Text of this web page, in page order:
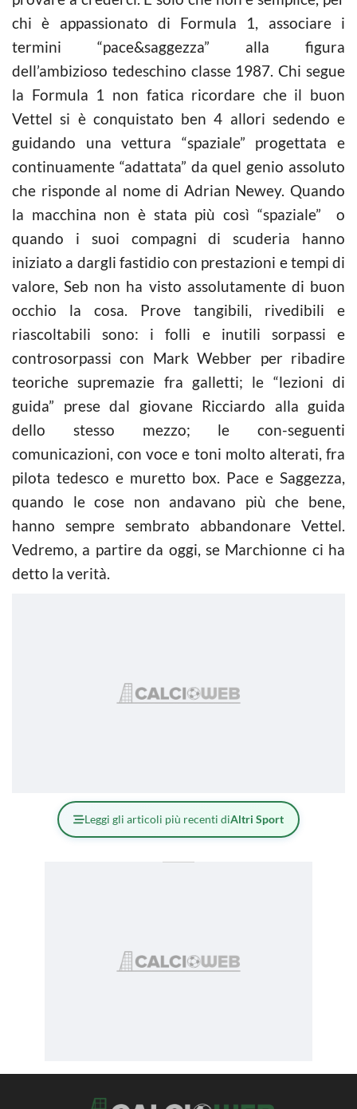
chi è appassionato di Formula 1, associare i
termini “pace&saggezza” alla figura
dell’ambizioso tedeschino classe 1987. Chi segue
la Formula 1 non fatica ricordare che il buon
Vettel si è conquistato ben 4 allori sedendo e
guidando una vettura “spaziale” progettata e
continuamente “adattata” da quel genio assoluto
che risponde al nome di Adrian Newey. Quando
la macchina non è stata più così “spaziale” o
quando i suoi compagni di scuderia hanno
iniziato a dargli fastidio con prestazioni e tempi di
valore, Seb non ha visto assolutamente di buon
occhio la cosa. Prove tangibili, rivedibili e
riascoltabili sono: i folli e inutili sorpassi e
controsorpassi con Mark Webber per ribadire
teoriche supremazie fra galletti; le “lezioni di
guida” prese dal giovane Ricciardo alla guida
dello stesso mezzo; le con-seguenti
comunicazioni, con voce e toni molto alterati, fra
pilota tedesco e muretto box. Pace e Saggezza,
quando le cose non andavano più che bene,
hanno sempre sembrato abbandonare Vettel.
Vedremo, a partire da oggi, se Marchionne ci ha
detto la verità.
Leggi gli articoli più recenti diAltri Sport